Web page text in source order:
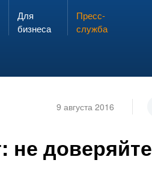
Запах газа?
ЗВОНИ 104
Для
бизнеса
Пресс-
служба
9 августа 2016
доверяйте